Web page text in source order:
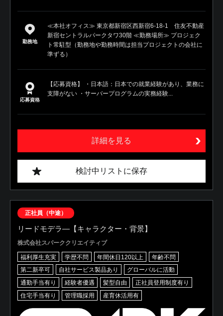
勤務地
≪本社オフィス≫ 東京都新宿区西新宿6-18-1 住友不動産
新宿セントラルパークタワ30階 ≪勤務場所≫ プロジェク
ト常駐型（勤務地や勤務時間は担当プロジェクトの会社に
準ずる）
応募資格
【応募資格】 ・日本語：日本での就業経験があり、業務に
支障がない ・サーバープログラムの実務経験...
詳細を見る
検討中リストに保存
正社員（中途）
リードモデラ―【キャラクター・背景】
株式会社スパーククリエイティブ
福利厚生充実 学歴不問 年間休日120以上
年齢不問
第二新卒可
自社サービス製品あり
グローバルに活動
通勤手当有り
経験者優遇 髪型自由
正社員登用制度有り
住宅手当有り
管理職採用 産育休活用有